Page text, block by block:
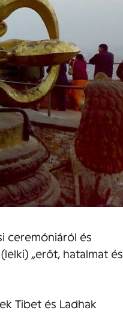
ceremóniáról és
„erőt, hatalmat és
Tibet és Ladhak